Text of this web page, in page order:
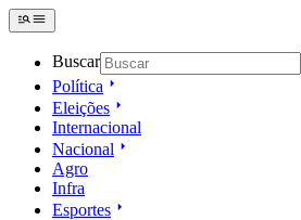
Buscar
Política
Eleições
Internacional
Nacional
Agro
Infra
Esportes